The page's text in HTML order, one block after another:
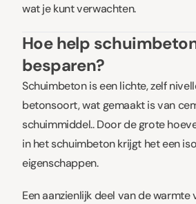
wat je kunt verwachten.
Hoe help
besparen?
Schuimbeton is een lichte, zelf
betonsoort, wat gemaakt is van
schuimmiddel.. Door de grote
in het schuimbeton krijgt het een
eigenschappen.
Een aanzienlijk deel van de warmte